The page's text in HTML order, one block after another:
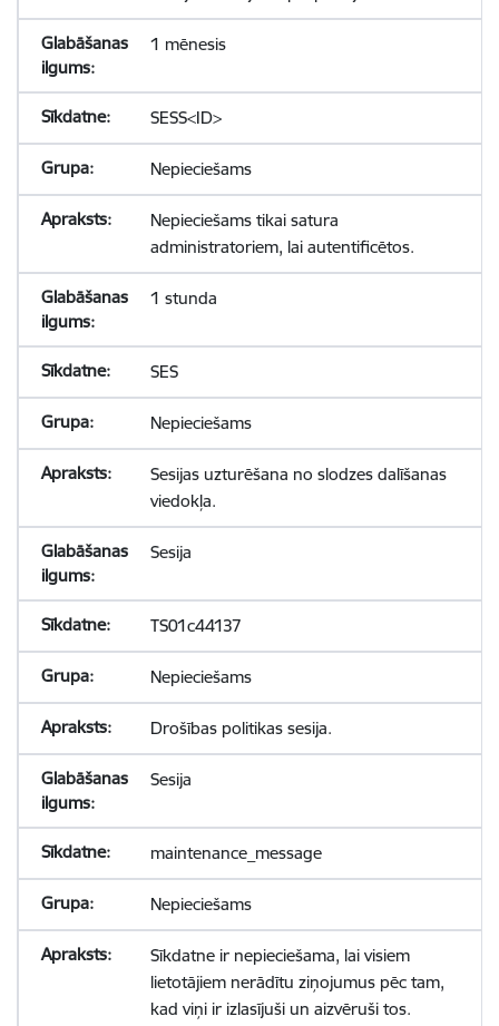
1 mēnesis
SESS<ID>
Nepieciešams
Nepieciešams tikai satura
administratoriem, lai autentificētos.
1 stunda
SES
Nepieciešams
Sesijas uzturēšana no slodzes dalīšanas
viedokļa.
Sesija
TS01c44137
Nepieciešams
Drošības politikas sesija.
Sesija
maintenance_message
Nepieciešams
Sīkdatne ir nepieciešama, lai visiem
lietotājiem nerādītu ziņojumus pēc tam,
kad viņi ir izlasījuši un aizvēruši tos.